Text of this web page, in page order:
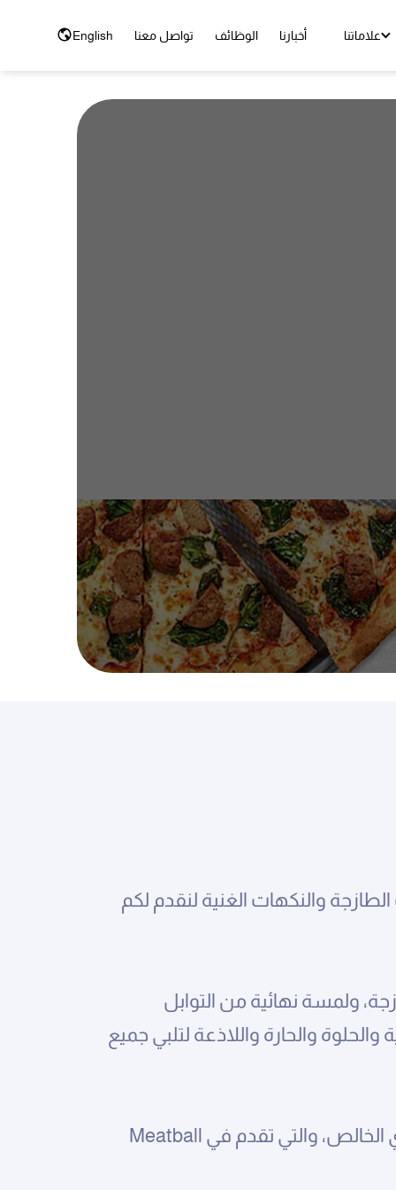
علاماتنا أخبارنا الوظائف تواصل معنا English
والنكهات الغنية لنقدم لكم
ولمسة نهائية من التوابل
والحارة واللاذعة لتلبي جميع
كما نقدم تشكيلة "Meatball Mania" التي تضم كرات اللحم الشهية المحضرة من اللحم البقري الخالص، والتي تقدم في Meatball